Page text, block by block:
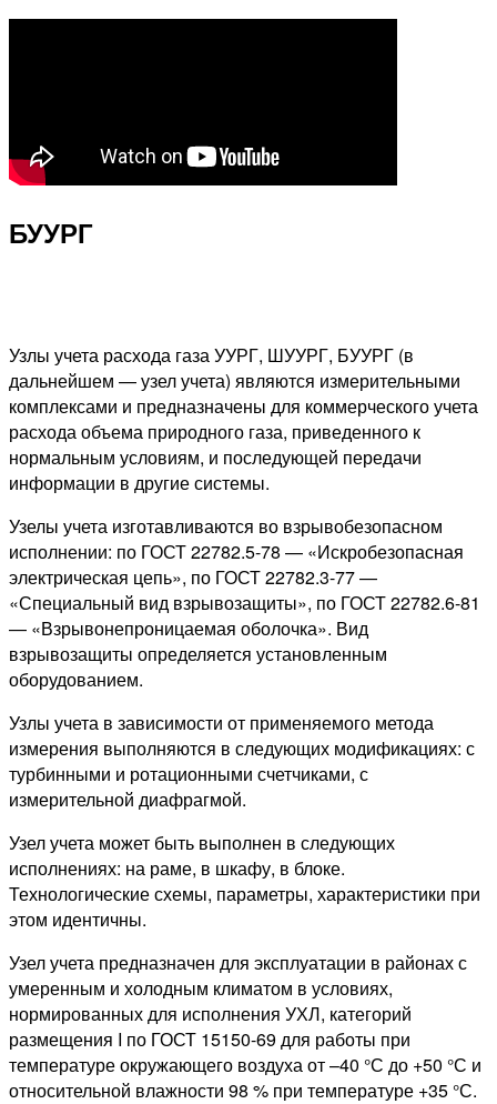
БУУРГ
Узлы учета расхода газа УУРГ, ШУУРГ, БУУРГ (в
дальнейшем — узел учета) являются измерительными
комплексами и предназначены для коммерческого учета
расхода объема природного газа, приведенного к
нормальным условиям, и последующей передачи
информации в другие системы.
Узелы учета изготавливаются во взрывобезопасном
исполнении: по ГОСТ 22782.5-78 — «Искробезопасная
электрическая цепь», по ГОСТ 22782.3-77 —
«Специальный вид взрывозащиты», по ГОСТ 22782.6-81
— «Взрывонепроницаемая оболочка». Вид
взрывозащиты определяется установленным
оборудованием.
Узлы учета в зависимости от применяемого метода
измерения выполняются в следующих модификациях: с
турбинными и ротационными счетчиками, с
измерительной диафрагмой.
Узел учета может быть выполнен в следующих
исполнениях: на раме, в шкафу, в блоке.
Технологические схемы, параметры, характеристики при
этом идентичны.
Узел учета предназначен для эксплуатации в районах с
умеренным и холодным климатом в условиях,
нормированных для исполнения УХЛ, категорий
размещения I по ГОСТ 15150-69 для работы при
температуре окружающего воздуха от –40 °С до +50 °С и
относительной влажности 98 % при температуре +35 °С.